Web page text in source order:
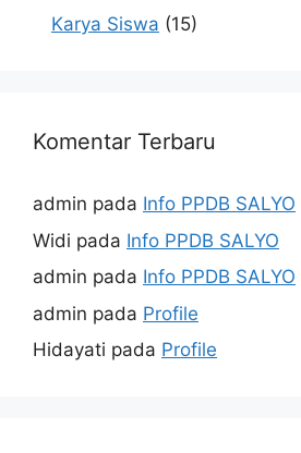
Karya Siswa (15)
Komentar Terbaru
admin pada Info PPDB SALYO
Widi pada Info PPDB SALYO
admin pada Info PPDB SALYO
admin pada Profile
Hidayati pada Profile